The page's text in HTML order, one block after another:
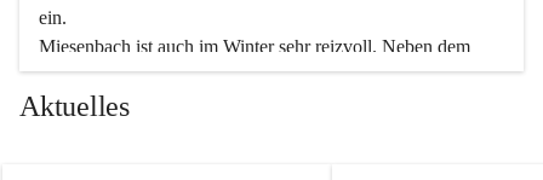
ein.
Miesenbach ist auch im Winter sehr reizvoll. Neben dem
Eisstockschießen gibt es auf dem nahe gelegenen Unterberg
wunderschöne Naturschneepisten, die zum Schifahren oder
Aktuelles